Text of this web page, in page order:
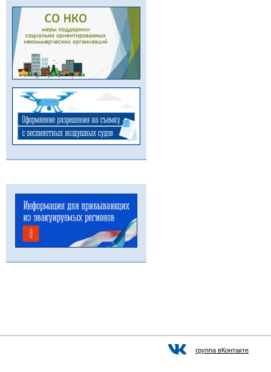
группа вКонтакте